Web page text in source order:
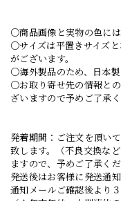
○商品画像と実物の色には
○サイズは平置きサイズ
がございます。
○海外製品のため、日本製
○お取り寄せ先の情報と
ざいますので予めご了承く
発着期間：ご注文を頂い
致します。（不良交換な
ますので、予めご了承くだ
発送後はお客様に発送通
通知メールご確認後より